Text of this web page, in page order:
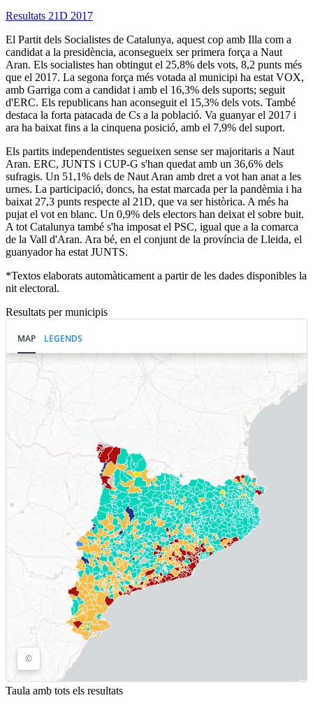
Resultats 21D 2017
El Partit dels Socialistes de Catalunya, aquest cop amb Illa com a
candidat a la presidència, aconsegueix ser primera força a Naut
Aran. Els socialistes han obtingut el 25,8% dels vots, 8,2 punts més
que el 2017. La segona força més votada al municipi ha estat VOX,
amb Garriga com a candidat i amb el 16,3% dels suports; seguit
d'ERC. Els republicans han aconseguit el 15,3% dels vots. També
destaca la forta patacada de Cs a la població. Va guanyar el 2017 i
ara ha baixat fins a la cinquena posició, amb el 7,9% del suport.
Els partits independentistes segueixen sense ser majoritaris a Naut
Aran. ERC, JUNTS i CUP-G s'han quedat amb un 36,6% dels
sufragis. Un 51,1% dels de Naut Aran amb dret a vot han anat a les
urnes. La participació, doncs, ha estat marcada per la pandèmia i ha
baixat 27,3 punts respecte al 21D, que va ser històrica. A més ha
pujat el vot en blanc. Un 0,9% dels electors han deixat el sobre buit.
A tot Catalunya també s'ha imposat el PSC, igual que a la comarca
de la Vall d'Aran. Ara bé, en el conjunt de la província de Lleida, el
guanyador ha estat JUNTS.
*Textos elaborats automàticament a partir de les dades disponibles la
nit electoral.
Resultats per municipis
Taula amb tots els resultats